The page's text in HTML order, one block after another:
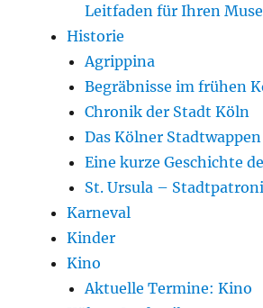
Leitfaden für Ihren
Historie
Agrippina
Begräbnisse im frühen
Chronik der Stadt Köln
Das Kölner Stadtwappen
Eine kurze Geschichte
St. Ursula –
Karneval
Kinder
Kino
Aktuelle Termine: Kino